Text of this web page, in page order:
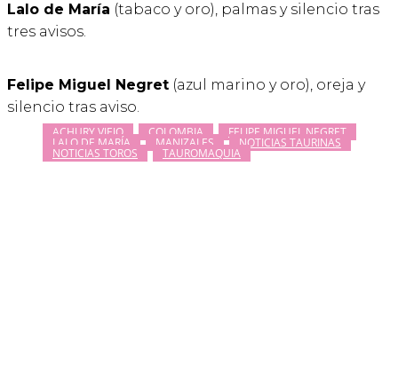
Lalo de María (tabaco y oro), palmas y silencio tras
tres avisos.
Felipe Miguel Negret (azul marino y oro), oreja y
silencio tras aviso.
ACHURY VIEJO COLOMBIA FELIPE MIGUEL NEGRET
LALO DE MARÍA MANIZALES NOTICIAS TAURINAS
NOTICIAS TOROS TAUROMAQUIA